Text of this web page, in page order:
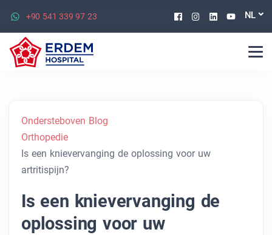
+90 541 339 97 23 Facebook
Instagram
Linkedin
NL
Ondersteboven Blog
Orthopedie
Is een knievervanging de oplossing voor uw
artritispijn?
Is een knievervanging de
oplossing voor uw